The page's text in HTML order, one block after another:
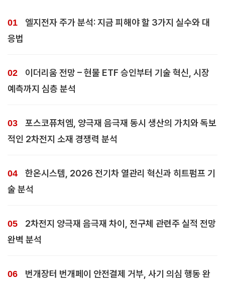
엘지전자 주가 분석: 지금 피해야 할 3가지 실수와 대
응법
이더리움 전망 – 현물 ETF 승인부터 기술 혁신, 시장
예측까지 심층 분석
포스코퓨처엠, 양극재 음극재 동시 생산의 가치와 독보
적인 2차전지 소재 경쟁력 분석
한온시스템, 2026 전기차 열관리 혁신과 히트펌프 기
술 분석
2차전지 양극재 음극재 차이, 전구체 관련주 실적 전망
완벽 분석
번개장터 번개페이 안전결제 거부, 사기 의심 행동 완